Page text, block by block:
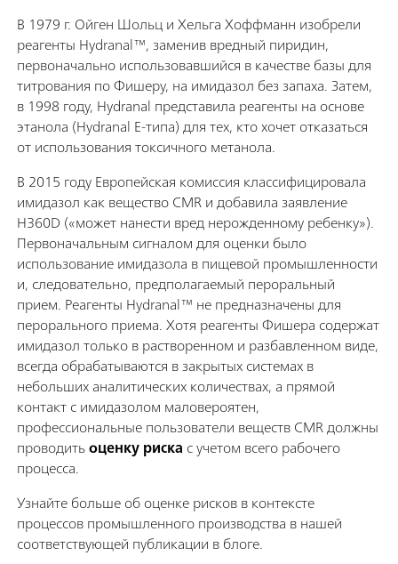
В 1979 г. Ойген Шольц и Хельга Хоффманн изобрели
реагенты Hydranal™, заменив вредный пиридин,
первоначально использовавшийся в качестве базы для
титрования по Фишеру, на имидазол без запаха. Затем,
в 1998 году, Hydranal представила реагенты на основе
этанола (Hydranal E-типа) для тех, кто хочет отказаться
от использования токсичного метанола.
В 2015 году Европейская комиссия классифицировала
имидазол как вещество CMR и добавила заявление
H360D («может нанести вред нерожденному ребенку»).
Первоначальным сигналом для оценки было
использование имидазола в пищевой промышленности
и, следовательно, предполагаемый пероральный
прием. Реагенты Hydranal™ не предназначены для
перорального приема. Хотя реагенты Фишера содержат
имидазол только в растворенном и разбавленном виде,
всегда обрабатываются в закрытых системах в
небольших аналитических количествах, а прямой
контакт с имидазолом маловероятен,
профессиональные пользователи веществ CMR должны
проводитьоценку риска с учетом всего рабочего
процесса.
Узнайте больше об оценке рисков в контексте
процессов промышленного производства в нашей
соответствующей публикации в блоге.